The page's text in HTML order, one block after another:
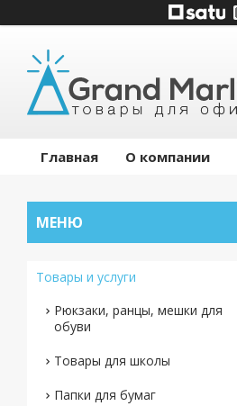
Главная О компании
Товары и услуги
Рюкзаки, ранцы, мешки для
обуви
Товары для школы
Папки для бумаг